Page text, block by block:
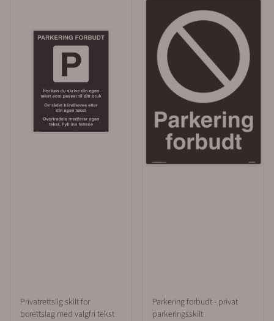
Privatrettslig skilt for
borettslag med valgfri tekst
Parkering forbudt - privat
parkeringsskilt